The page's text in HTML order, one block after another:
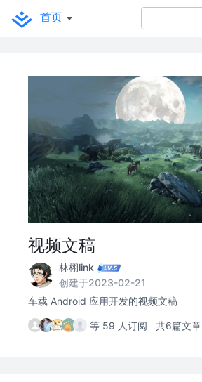
首页
视频文稿
林栩link
创建于2023-02-21
车载 Android 应用开发的视频文稿
等 59 人订阅 共6篇文章